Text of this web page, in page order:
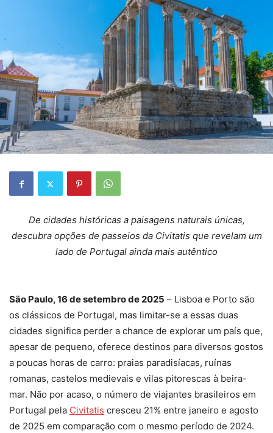
De cidades históricas a paisagens naturais únicas,
descubra opções de passeios da Civitatis que revelam um
lado de Portugal ainda mais autêntico
São Paulo, 16 de setembro de 2025 – Lisboa e Porto são
os clássicos de Portugal, mas limitar-se a essas duas
cidades significa perder a chance de explorar um país que,
apesar de pequeno, oferece destinos para diversos gostos
a poucas horas de carro: praias paradisíacas, ruínas
romanas, castelos medievais e vilas pitorescas à beira-
mar. Não por acaso, o número de viajantes brasileiros em
Portugal pela Civitatis cresceu 21% entre janeiro e agosto
de 2025 em comparação com o mesmo período de 2024.